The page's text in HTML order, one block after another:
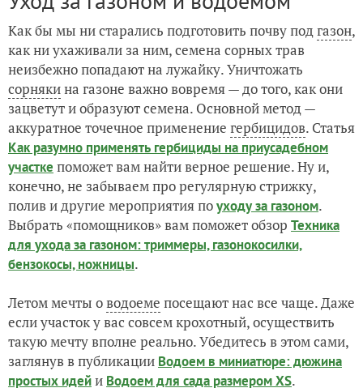
Как бы мы ни старались подготовить почву подгазон,
как ни ухаживали за ним, семена сорных трав
неизбежно попадают на лужайку. Уничтожать
сорнякина газоне важно вовремя — до того, как они
зацветут и образуют семена. Основной метод —
аккуратное точечное применение гербицидов. Статья
Как разумно применять гербициды на приусадебном
участке поможет вам найти верное решение. Ну и,
конечно, не забываем про регулярную стрижку,
полив и другие мероприятия поуходу за газоном.
Выбрать «помощников» вам поможет обзор Техника
для ухода за газоном: триммеры, газонокосилки,
бензокосы, ножницы.
Летом мечты оводоеме посещают нас все чаще. Даже
если участок у вас совсем крохотный, осуществить
такую мечту вполне реально. Убедитесь в этом сами,
заглянув в публикации Водоем в миниатюре: дюжина
простых идейи Водоем для сада размером XS.